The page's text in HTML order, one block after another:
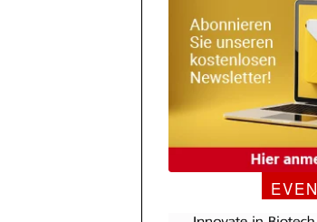
Newsletter jede Woche aktuell